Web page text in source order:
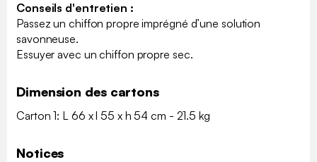
Conseils d'entretien :
Passez un chiffon propre imprégné d’une solution
savonneuse.
Essuyer avec un chiffon propre sec.
Dimension des cartons
Carton 1: L 66 x l 55 x h 54 cm - 21.5 kg
Notices